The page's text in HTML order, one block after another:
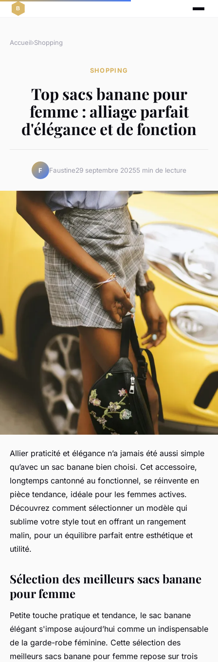
Accueil›Shopping
SHOPPING
Top sacs banane pour
femme : alliage parfait
d'élégance et de fonction
F Faustine29 septembre 20255 min de lecture
Allier praticité et élégance n’a jamais été aussi simple
qu’avec un sac banane bien choisi. Cet accessoire,
longtemps cantonné au fonctionnel, se réinvente en
pièce tendance, idéale pour les femmes actives.
Découvrez comment sélectionner un modèle qui
sublime votre style tout en offrant un rangement
malin, pour un équilibre parfait entre esthétique et
utilité.
Sélection des meilleurs sacs banane
pour femme
Petite touche pratique et tendance, le sac banane
élégant s'impose aujourd’hui comme un indispensable
de la garde-robe féminine. Cette sélection des
meilleurs sacs banane pour femme repose sur trois